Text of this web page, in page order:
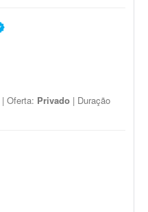
| Oferta: Privado | Duração